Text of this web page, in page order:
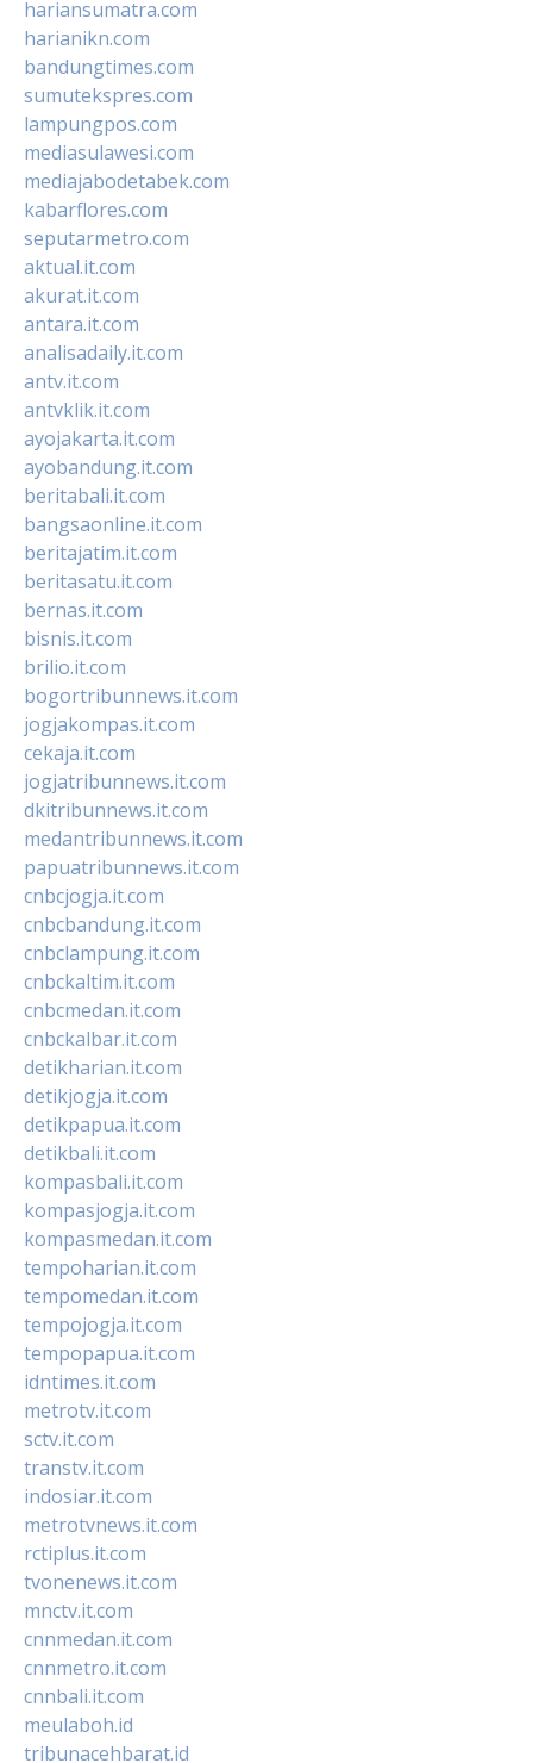
hariansumatra.com
harianikn.com
bandungtimes.com
sumutekspres.com
lampungpos.com
mediasulawesi.com
mediajabodetabek.com
kabarflores.com
seputarmetro.com
aktual.it.com
akurat.it.com
antara.it.com
analisadaily.it.com
antv.it.com
antvklik.it.com
ayojakarta.it.com
ayobandung.it.com
beritabali.it.com
bangsaonline.it.com
beritajatim.it.com
beritasatu.it.com
bernas.it.com
bisnis.it.com
brilio.it.com
bogortribunnews.it.com
jogjakompas.it.com
cekaja.it.com
jogjatribunnews.it.com
dkitribunnews.it.com
medantribunnews.it.com
papuatribunnews.it.com
cnbcjogja.it.com
cnbcbandung.it.com
cnbclampung.it.com
cnbckaltim.it.com
cnbcmedan.it.com
cnbckalbar.it.com
detikharian.it.com
detikjogja.it.com
detikpapua.it.com
detikbali.it.com
kompasbali.it.com
kompasjogja.it.com
kompasmedan.it.com
tempoharian.it.com
tempomedan.it.com
tempojogja.it.com
tempopapua.it.com
idntimes.it.com
metrotv.it.com
sctv.it.com
transtv.it.com
indosiar.it.com
metrotvnews.it.com
rctiplus.it.com
tvonenews.it.com
mnctv.it.com
cnnmedan.it.com
cnnmetro.it.com
cnnbali.it.com
meulaboh.id
tribunacehbarat.id